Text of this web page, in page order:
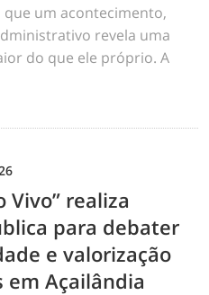
um acontecimento,
revela uma
do que ele próprio. A
Vivo” realiza
para debater
e valorização
em Açailândia